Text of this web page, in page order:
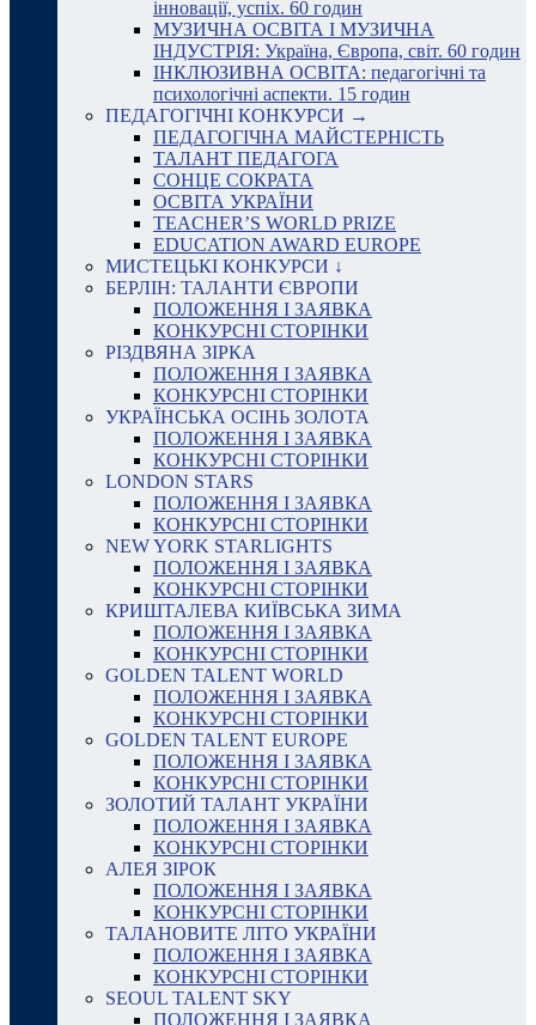
інновації, успіх. 60 годин
МУЗИЧНА ОСВІТА І МУЗИЧНА
ІНДУСТРІЯ: Україна, Європа, світ. 60 годин
ІНКЛЮЗИВНА ОСВІТА: педагогічні та
психологічні аспекти. 15 годин
ПЕДАГОГІЧНІ КОНКУРСИ →
ПЕДАГОГІЧНА МАЙСТЕРНІСТЬ
ТАЛАНТ ПЕДАГОГА
СОНЦЕ СОКРАТА
ОСВІТА УКРАЇНИ
TEACHER’S WORLD PRIZE
EDUCATION AWARD EUROPE
МИСТЕЦЬКІ КОНКУРСИ ↓
БЕРЛІН: ТАЛАНТИ ЄВРОПИ
ПОЛОЖЕННЯ І ЗАЯВКА
КОНКУРСНІ СТОРІНКИ
РІЗДВЯНА ЗІРКА
ПОЛОЖЕННЯ І ЗАЯВКА
КОНКУРСНІ СТОРІНКИ
УКРАЇНСЬКА ОСІНЬ ЗОЛОТА
ПОЛОЖЕННЯ І ЗАЯВКА
КОНКУРСНІ СТОРІНКИ
LONDON STARS
ПОЛОЖЕННЯ І ЗАЯВКА
КОНКУРСНІ СТОРІНКИ
NEW YORK STARLIGHTS
ПОЛОЖЕННЯ І ЗАЯВКА
КОНКУРСНІ СТОРІНКИ
КРИШТАЛЕВА КИЇВСЬКА ЗИМА
ПОЛОЖЕННЯ І ЗАЯВКА
КОНКУРСНІ СТОРІНКИ
GOLDEN TALENT WORLD
ПОЛОЖЕННЯ І ЗАЯВКА
КОНКУРСНІ СТОРІНКИ
GOLDEN TALENT EUROPE
ПОЛОЖЕННЯ І ЗАЯВКА
КОНКУРСНІ СТОРІНКИ
ЗОЛОТИЙ ТАЛАНТ УКРАЇНИ
ПОЛОЖЕННЯ І ЗАЯВКА
КОНКУРСНІ СТОРІНКИ
АЛЕЯ ЗІРОК
ПОЛОЖЕННЯ І ЗАЯВКА
КОНКУРСНІ СТОРІНКИ
ТАЛАНОВИТЕ ЛІТО УКРАЇНИ
ПОЛОЖЕННЯ І ЗАЯВКА
КОНКУРСНІ СТОРІНКИ
SEOUL TALENT SKY
ПОЛОЖЕННЯ І ЗАЯВКА